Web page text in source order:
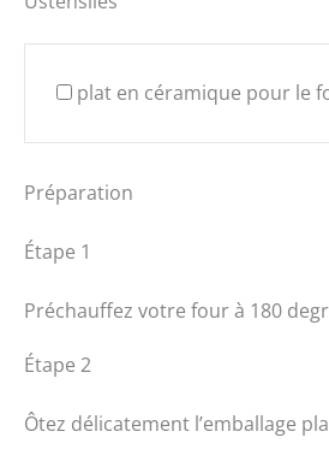
plat en céramique pour le
Préparation
Étape 1
Préchauffez votre four à 180
Étape 2
Ôtez délicatement l’emballage